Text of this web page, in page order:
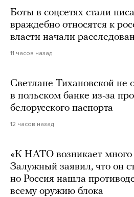
Боты в соцсетях стали
враждебно относятся к
власти начали
11 часов назад
Светлане Тихановской не
в польском банке из-за
белорусского паспорта
12 часов назад
«К НАТО возникает много
Залужный заявил, что он
но Россия нашла
всему оружию блока